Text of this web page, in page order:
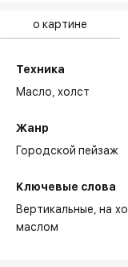
о картине
Техника
Масло,холст
Жанр
Городской пейзаж
Ключевые слова
Вертикальные на
маслом